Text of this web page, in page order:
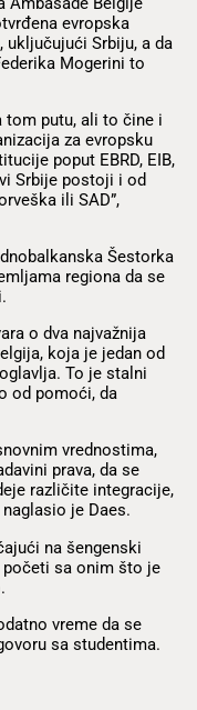
evropska
uključujući Srbiju, a da
Mogerini to
tom putu, ali to čine i
za evropsku
poput EBRD, EIB,
Srbije postoji i od
ili SAD”,
Šestorka
regiona da se
o dva najvažnija
koja je jedan od
To je stalni
od pomoći, da
vrednostima,
prava, da se
različite integracije,
je Daes.
na šengenski
sa onim što je
vreme da se
sa studentima.